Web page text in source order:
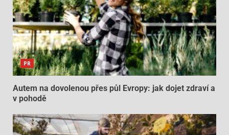
PR
Autem na dovolenou přes půl Evropy: jak dojet zdraví a
v pohodě